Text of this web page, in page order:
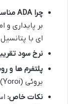
چرا ADA مناسب است؟
ای با
نرخ سود
پلتفرم ها و
یروئی (Yoroi)، صرافی ها.
نکات خاص: